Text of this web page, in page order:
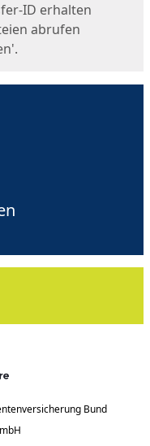
ID erhalten
abrufen
Bund